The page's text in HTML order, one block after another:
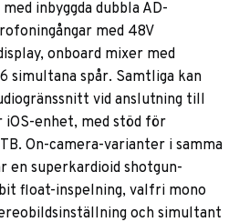
inbyggda dubbla AD-
med 48V
onboard mixer med
simultana spår. Samtliga kan
vid anslutning till
enhet, med stöd för
On-camera-varianter i samma
en superkardioid shotgun-
float-inspelning, valfri mono
och simultant